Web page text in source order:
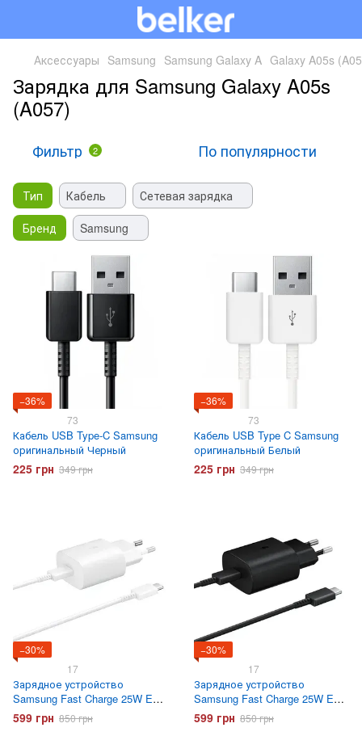
Аксессуары Samsung Samsung Galaxy A Galaxy A05s
Зарядка для Samsung Galaxy A05s
(A057)
Фильтр 2 По популярности
Тип Кабель
Сетевая зарядка
Бренд
Samsung
−36%
73
Кабель USB Type-C Samsung
оригинальный Черный
225 грн 349 грн
−36%
73
Кабель USB Type C Samsung
оригинальный Белый
225 грн 349 грн
−30%
17
Зарядное устройство
Samsung Fast Charge 25W EP-
TA800 с кабелем Type-C Белое
599 грн 850 грн
−30%
17
Зарядное устройство
Samsung Fast Charge 25W EP-
TA800 с кабелем Type-C
Черное
599 грн 850 грн